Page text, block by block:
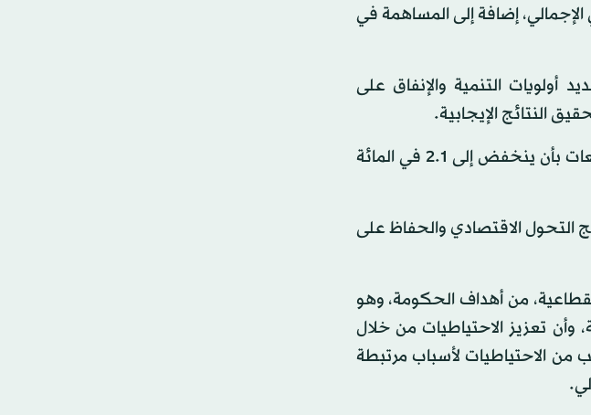
2.6 في المائة من الناتج المحلي الإجمالي، إضافة إلى المساهمة في
التنمية والإنفاق على
النتائج الإيجابية.
وزاد، أن تثبيت سعر الوقود حدّ من تغذية التضخم المحلي وجعله في مستوياته الدنيا وتوقعات بأن ينخفض إلى 2.1 في المائة
لدعم برامج التحول الاقتصادي والحفاظ على
من أهداف الحكومة، وهو
«مستهدفات 2030» والتوجهات الوطنية، وأن تعزيز الاحتياطيات من خلال
من الاحتياطيات لأسباب مرتبطة